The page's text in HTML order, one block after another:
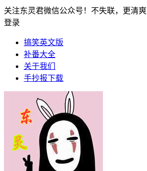
关注东灵君微信公众号！不失联，更清爽
登录
搞笑英文版
补番大全
关于我们
手抄报下载